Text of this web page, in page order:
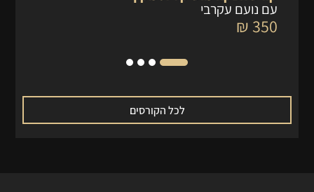
עם נועם עקרבי
350 ₪
לכל הקורסים